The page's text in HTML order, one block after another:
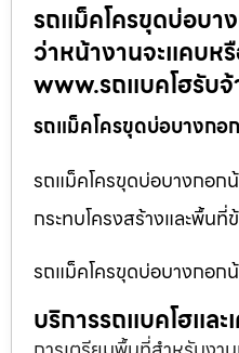
รถแม็คโครขุดบ่อบา
ว่าหน้างานจะแคบห
www.รถแบคโฮรับ
รถแม็คโครขุดบ่อบางกอ
รถแม็คโครขุดบ่อบางกอก
กระทบโครงสร้างและพื้นที่
รถแม็คโครขุดบ่อบางกอก
บริการรถแบคโฮแล